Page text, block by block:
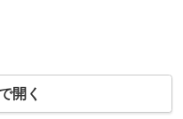
開く